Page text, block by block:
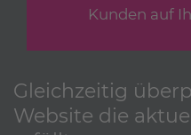
Kunden auf
Gleichzeitig
Website die